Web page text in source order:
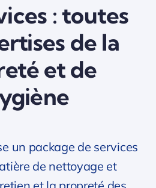
: toutes
de la
et de
un package de services
de nettoyage et
et la propreté des